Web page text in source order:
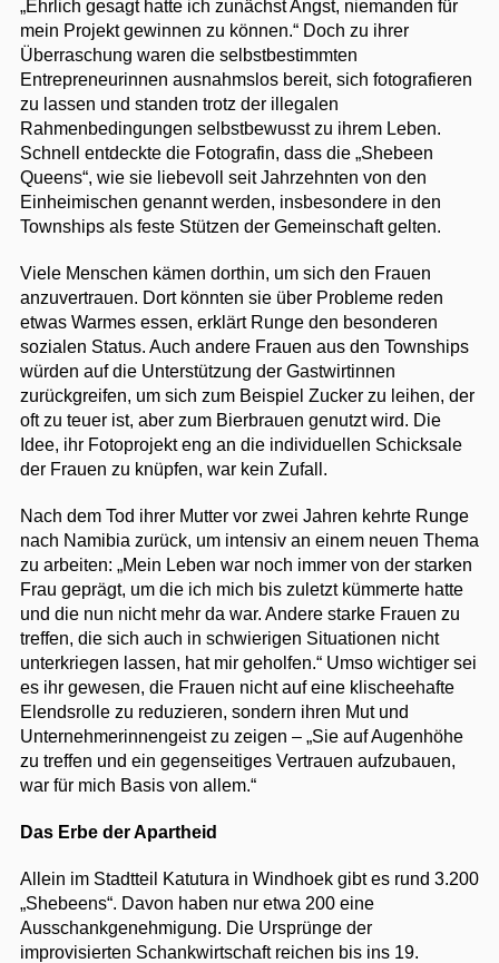
„Ehrlich gesagt hatte ich zunächst Angst, niemanden für
mein Projekt gewinnen zu können.“ Doch zu ihrer
Überraschung waren die selbstbestimmten
Entrepreneurinnen ausnahmslos bereit, sich fotografieren
zu lassen und standen trotz der illegalen
Rahmenbedingungen selbstbewusst zu ihrem Leben.
Schnell entdeckte die Fotografin, dass die „Shebeen
Queens“, wie sie liebevoll seit Jahrzehnten von den
Einheimischen genannt werden, insbesondere in den
Townships als feste Stützen der Gemeinschaft gelten.
Viele Menschen kämen dorthin, um sich den Frauen
anzuvertrauen. Dort könnten sie über Probleme reden
etwas Warmes essen, erklärt Runge den besonderen
sozialen Status. Auch andere Frauen aus den Townships
würden auf die Unterstützung der Gastwirtinnen
zurückgreifen, um sich zum Beispiel Zucker zu leihen, der
oft zu teuer ist, aber zum Bierbrauen genutzt wird. Die
Idee, ihr Fotoprojekt eng an die individuellen Schicksale
der Frauen zu knüpfen, war kein Zufall.
Nach dem Tod ihrer Mutter vor zwei Jahren kehrte Runge
nach Namibia zurück, um intensiv an einem neuen Thema
zu arbeiten: „Mein Leben war noch immer von der starken
Frau geprägt, um die ich mich bis zuletzt kümmerte hatte
und die nun nicht mehr da war. Andere starke Frauen zu
treffen, die sich auch in schwierigen Situationen nicht
unterkriegen lassen, hat mir geholfen.“ Umso wichtiger sei
es ihr gewesen, die Frauen nicht auf eine klischeehafte
Elendsrolle zu reduzieren, sondern ihren Mut und
Unternehmerinnengeist zu zeigen – „Sie auf Augenhöhe
zu treffen und ein gegenseitiges Vertrauen aufzubauen,
war für mich Basis von allem.“
Das Erbe der Apartheid
Allein im Stadtteil Katutura in Windhoek gibt es rund 3.200
„Shebeens“. Davon haben nur etwa 200 eine
Ausschankgenehmigung. Die Ursprünge der
improvisierten Schankwirtschaft reichen bis ins 19.